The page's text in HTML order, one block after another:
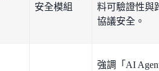
安全模組
料可驗證性與
協議安全。
強調「AI